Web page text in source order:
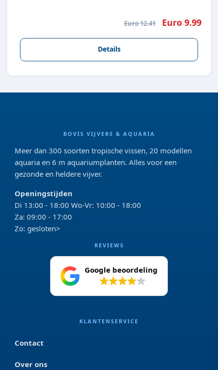
Euro 12.41 Euro 9.99
Details
BOVIS VIJVERS & AQUARIA
Meer dan 300 soorten tropische vissen, 20 modellen
aquaria en 6 m aquariumplanten. Alles voor een
gezonde en heldere vijver.
Openingstijden
Di 13:00 - 18:00 Wo-Vr: 10:00 - 18:00
Za: 09:00 - 17:00
Zo: gesloten>
REVIEWS
Google beoordeling
KLANTENSERVICE
Contact
Over ons